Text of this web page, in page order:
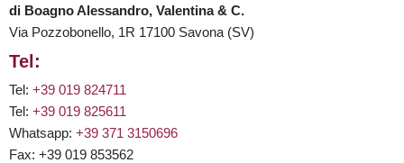
di Boagno Alessandro, Valentina & C.
Via Pozzobonello, 1R 17100 Savona (SV)
Tel:
Tel: +39 019 824711
Tel: +39 019 825611
Whatsapp: +39 371 3150696
Fax: +39 019 853562